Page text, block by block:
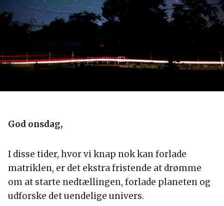
God onsdag,
I disse tider, hvor vi knap nok kan forlade
matriklen, er det ekstra fristende at drømme
om at starte nedtællingen, forlade planeten og
udforske det uendelige univers.